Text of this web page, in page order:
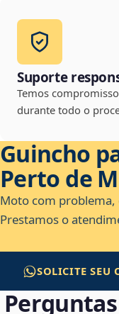
Suporte
Temos
durante todo o
Guincho
Perto de
Moto com problema,
Prestamos o
SOLICITE SEU